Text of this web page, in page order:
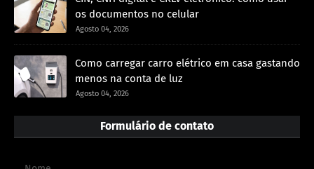
os documentos no celular
Agosto 04, 2026
Como carregar carro elétrico em casa gastando
menos na conta de luz
Agosto 04, 2026
Formulário de contato